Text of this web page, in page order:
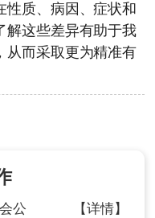
质、病因、症状和
解这些差异有助于我
从而采取更为精准有
公
【详情】